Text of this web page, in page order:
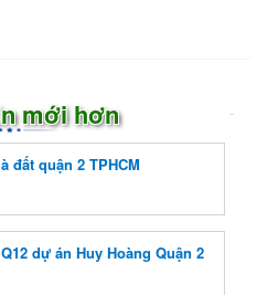
mới hơn
đất quận 2 TPHCM
dự án Huy Hoàng Quận 2